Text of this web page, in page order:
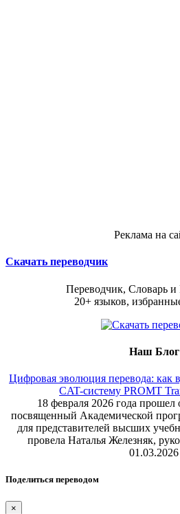
Реклама на
Скачать переводчик
Переводчик, Словарь и
20+ языков,
Наш Блог
Цифровая эволюция перевода: как
CAT-систему PROMT
18 февраля 2026 года прошел
посвященный Академической
для представителей высших
провела Наталья Железняк,
01.03.2026
Поделиться переводом
×